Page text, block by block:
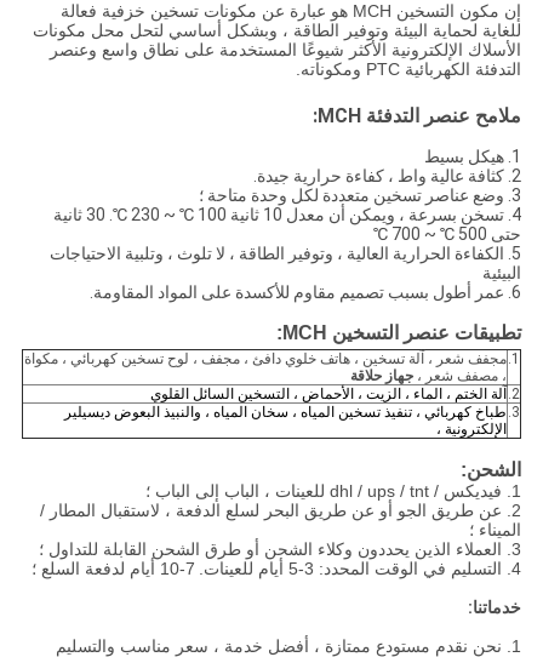
إن مكون التسخين MCH هو عبارة عن مكونات تسخين خزفية فعالة
للغاية لحماية البيئة وتوفير الطاقة ، وبشكل أساسي لتحل محل مكونات
الأسلاك الإلكترونية الأكثر شيوعًا المستخدمة على نطاق واسع وعنصر
التدفئة الكهربائية PTC ومكوناته.
ملامح عنصر التدفئة MCH:
1. هيكل بسيط
2. كثافة عالية واط ، كفاءة حرارية جيدة.
3. وضع عناصر تسخين متعددة لكل وحدة متاحة ؛
4. تسخن بسرعة ، ويمكن أن معدل 10 ثانية 100 ℃ ~ 230 ℃.
30 ثانية
حتى 500 ℃ ~ 700 ℃
5. الكفاءة الحرارية العالية ، وتوفير الطاقة ، لا تلوث ، وتلبية الاحتياجات
البيئية
6. عمر أطول بسبب تصميم مقاوم للأكسدة على المواد المقاومة.
تطبيقات عنصر التسخين MCH:
1. مجفف شعر ، آلة تسخين ، هاتف خلوي دافئ ، مجفف ، لوح تسخين كهربائي ، مكواة
، مصفف شعر ، جهاز حلاقة
2.
آلة الختم ، الماء ، الزيت ، الأحماض ، التسخين السائل القلوي
3. طباخ كهربائي ، تنفيذ تسخين المياه ، سخان المياه ، والنبيذ البعوض ديسيلير
الإلكترونية ،
الشحن:
1. فيديكس / dhl / ups / tnt للعينات ، الباب إلى الباب ؛
2. عن طريق الجو أو عن طريق البحر لسلع الدفعة ، لاستقبال المطار /
الميناء ؛
3. العملاء الذين يحددون وكلاء الشحن أو طرق الشحن القابلة للتداول ؛
4. التسليم في الوقت المحدد: 3-5 أيام للعينات.
7-10 أيام لدفعة السلع ؛
خدماتنا:
1. نحن نقدم مستودع ممتازة ، أفضل خدمة ، سعر مناسب والتسليم